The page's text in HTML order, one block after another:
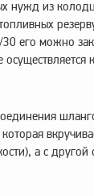
нужд из
его можно
а с